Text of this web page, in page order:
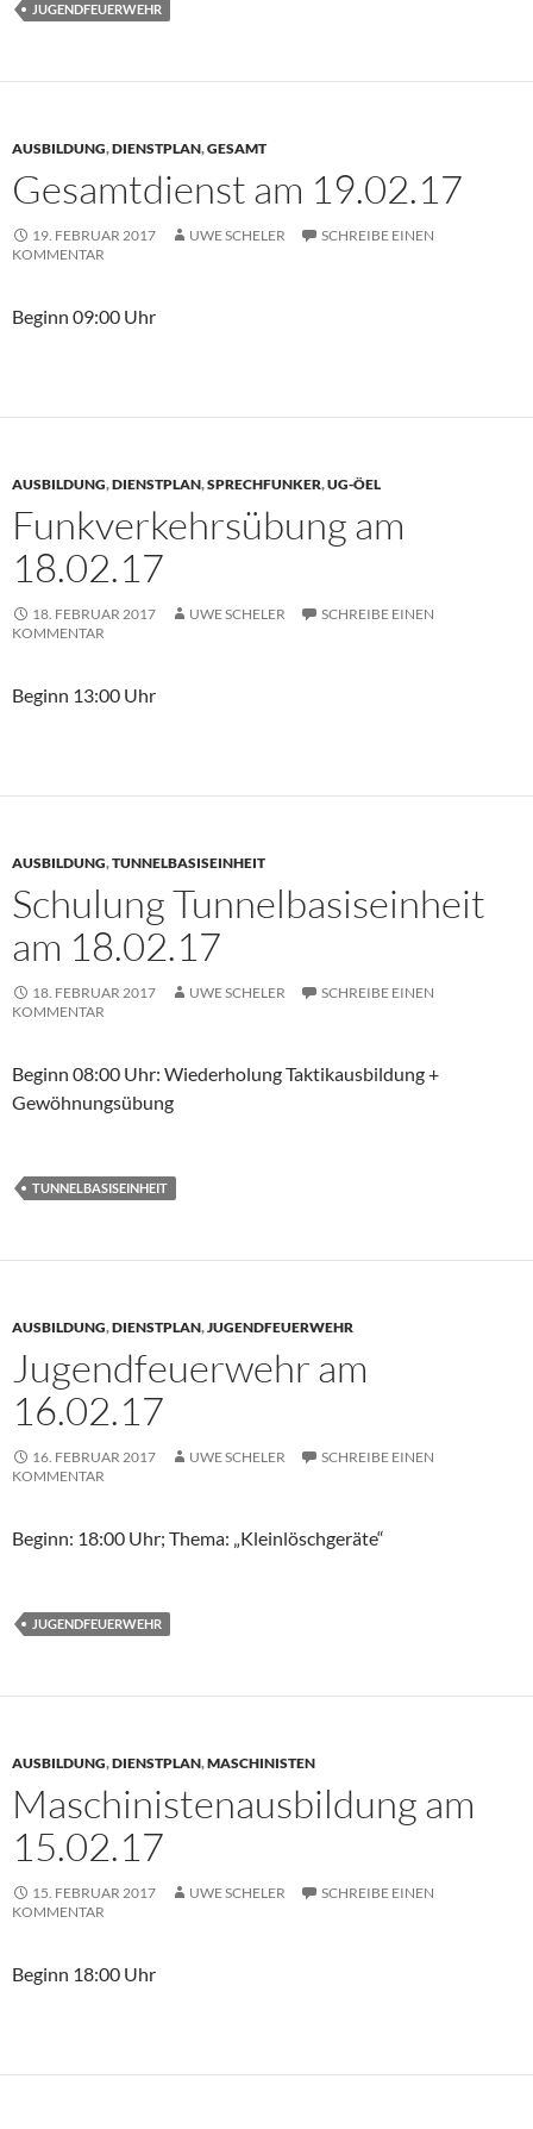
JUGENDFEUERWEHR
AUSBILDUNG,DIENSTPLAN,GESAMT
Gesamtdienst am 19.02.17
19. FEBRUAR 2017 UWE SCHELER
SCHREIBE EINEN
KOMMENTAR
Beginn 09:00 Uhr
AUSBILDUNG,DIENSTPLAN,SPRECHFUNKER,UG-ÖEL
Funkverkehrsübung am
18.02.17
18. FEBRUAR 2017 UWE SCHELER
SCHREIBE EINEN
KOMMENTAR
Beginn 13:00 Uhr
AUSBILDUNG,TUNNELBASISEINHEIT
Schulung Tunnelbasiseinheit
am 18.02.17
18. FEBRUAR 2017 UWE SCHELER
SCHREIBE EINEN
KOMMENTAR
Beginn 08:00 Uhr: Wiederholung Taktikausbildung +
Gewöhnungsübung
TUNNELBASISEINHEIT
AUSBILDUNG,DIENSTPLAN,JUGENDFEUERWEHR
Jugendfeuerwehr am
16.02.17
16. FEBRUAR 2017 UWE SCHELER
SCHREIBE EINEN
KOMMENTAR
Beginn: 18:00 Uhr; Thema: „Kleinlöschgeräte“
JUGENDFEUERWEHR
AUSBILDUNG,DIENSTPLAN,MASCHINISTEN
Maschinistenausbildung am
15.02.17
15. FEBRUAR 2017 UWE SCHELER
SCHREIBE EINEN
KOMMENTAR
Beginn 18:00 Uhr